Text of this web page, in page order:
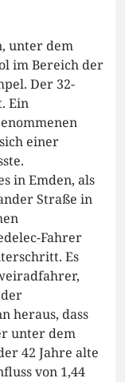
unter dem
im Bereich der
Der 32-
Ein
einer
in Emden, als
Straße in
Fahrer
Es
heraus, dass
unter dem
42 Jahre alte
von 1,44